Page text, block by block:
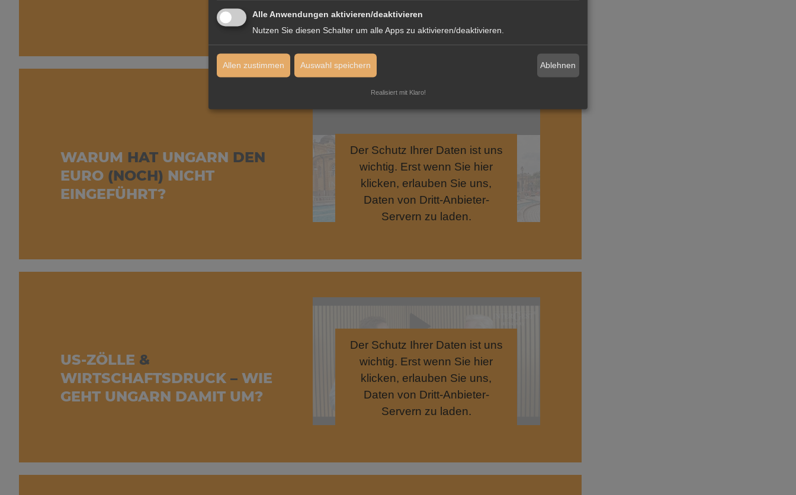
WARUM HAT UNGARN DEN
EURO (NOCH) NICHT
EINGEFÜHRT?
Der Schutz Ihrer Daten ist uns
wichtig. Erst wenn Sie hier
klicken, erlauben Sie uns,
Daten von Dritt-Anbieter-
Servern zu laden.
US-ZÖLLE &
WIRTSCHAFTSDRUCK – WIE
GEHT UNGARN DAMIT UM?
Der Schutz Ihrer Daten ist uns
wichtig. Erst wenn Sie hier
klicken, erlauben Sie uns,
Daten von Dritt-Anbieter-
Servern zu laden.
Alle Anwendungen aktivieren/deaktivieren
Nutzen Sie diesen Schalter um alle Apps zu aktivieren/deaktivieren.
Allen zustimmen Auswahl speichern Ablehnen
Realisiert mit Klaro!